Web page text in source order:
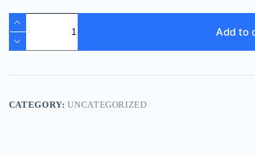
Praesent
Semper
quantity
Add to
CATEGORY:UNCATEGORIZED